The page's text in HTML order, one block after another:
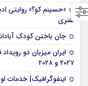
«حسینم کو؟» روایتی
هنری
جان باختن کودک
ایران میزبان دو
۲۰۲۷ و ۲۰۲۸
اینفوگرافیک| خدمات